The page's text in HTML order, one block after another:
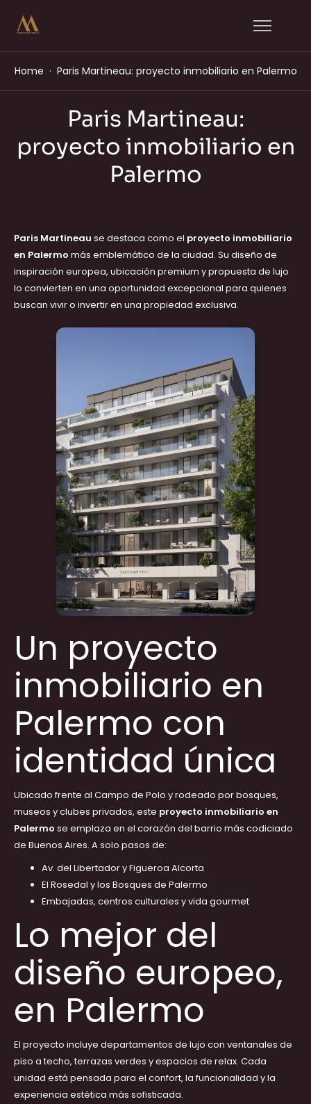
Home Paris Martineau: proyecto inmobiliario en Palermo
Paris Martineau:
proyecto inmobiliario en
Palermo
Paris Martineau se destaca como el proyecto inmobiliario
en Palermo más emblemático de la ciudad. Su diseño de
inspiración europea, ubicación premium y propuesta de lujo
lo convierten en una oportunidad excepcional para quienes
buscan vivir o invertir en una propiedad exclusiva.
Un proyecto
inmobiliario en
Palermo con
identidad única
Ubicado frente al Campo de Polo y rodeado por bosques,
museos y clubes privados, este proyecto inmobiliario en
Palermo se emplaza en el corazón del barrio más codiciado
de Buenos Aires. A solo pasos de:
Av. del Libertador y Figueroa Alcorta
El Rosedal y los Bosques de Palermo
Embajadas, centros culturales y vida gourmet
Lo mejor del
diseño europeo,
en Palermo
El proyecto incluye departamentos de lujo con ventanales de
piso a techo, terrazas verdes y espacios de relax. Cada
unidad está pensada para el confort, la funcionalidad y la
experiencia estética más sofisticada.